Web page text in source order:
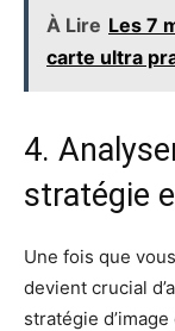
À Lire Les 7
carte ultra
4.
stratégie
Une fois que
devient crucial
stratégie